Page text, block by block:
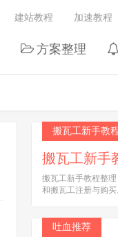
方案整理
建站教程 加速教程
搬瓦工新手教
搬瓦工新手
搬瓦工新手教程整
和搬瓦工注册与购买
吐血推荐